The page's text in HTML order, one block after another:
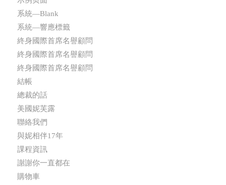
系統—Blank
系統—響應標籤
終身國際首席名譽顧問
終身國際首席名譽顧問
終身國際首席名譽顧問
結帳
總裁的話
美國妮芙露
聯絡我們
與妮相伴17年
課程資訊
謝謝你一直都在
購物車